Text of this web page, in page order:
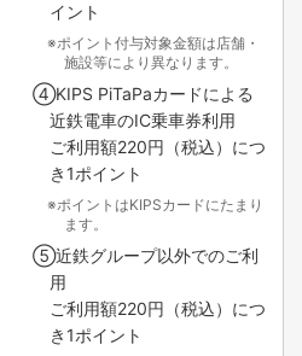
イント
ポイント付与対象金額は店舗・
施設等により異なります。
④KIPS PiTaPaカードによる
近鉄電車のIC乗車券利用
ご利用額220円（税込）につ
き1ポイント
ポイントはKIPSカードにたまり
ます。
⑤近鉄グループ以外でのご利
用
ご利用額220円（税込）につ
き1ポイント